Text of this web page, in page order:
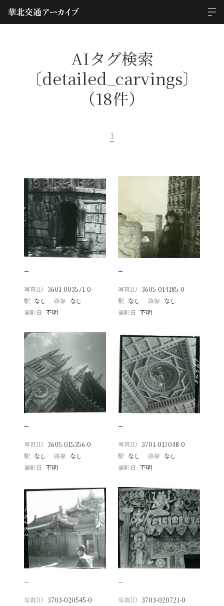
AIタグ検索
〔detailed_carvings〕
（18件）
1
−
写真ID 3601-003571-0
駅 なし 路線 なし
撮影日
不明
−
写真ID 3605-014185-0
駅 なし 路線 なし
撮影日 不明
−
写真ID 3605-015356-0
駅 なし 路線 なし
撮影日
不明
−
写真ID 3701-017048-0
駅 なし 路線 なし
撮影日 不明
−
写真ID 3703-020545-0
−
写真ID 3703-020721-0